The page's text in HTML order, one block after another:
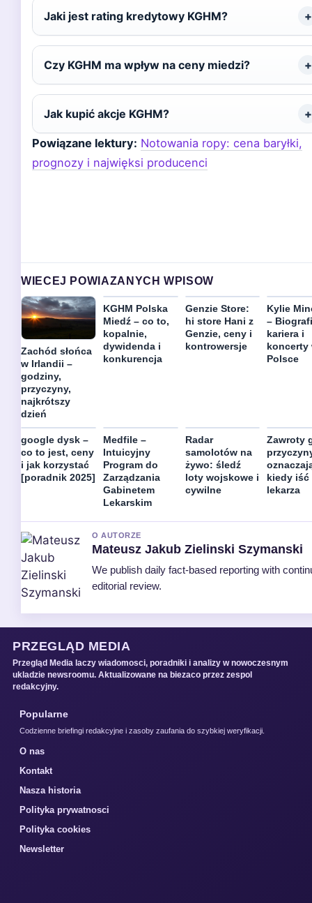
Jaki jest rating kredytowy KGHM?
Czy KGHM ma wpływ na ceny miedzi?
Jak kupić akcje KGHM?
Powiązane lektury: Notowania ropy: cena baryłki,
prognozy i najwięksi producenci
WIECEJ POWIAZANYCH WPISOW
Zachód słońca
w Irlandii –
godziny,
przyczyny,
najkrótszy
dzień
KGHM Polska
Miedź – co to,
kopalnie,
dywidenda i
konkurencja
Genzie Store:
hi store Hani z
Genzie, ceny i
kontrowersje
Kylie
–
kariera i
koncerty
Polsce
google dysk –
co to jest, ceny
i jak korzystać
[poradnik 2025]
Medfile –
Intuicyjny
Program do
Zarządzania
Gabinetem
Lekarskim
Radar
samolotów na
żywo: śledź
loty wojskowe i
cywilne
Zawroty
kiedy iść
lekarza
O AUTORZE
Mateusz Jakub Zielinski Szymanski
We publish daily fact-based reporting with
editorial review.
PRZEGLĄD MEDIA
Przegląd Media laczy wiadomosci, poradniki i analizy w nowoczesnym
ukladzie newsroomu. Aktualizowane na biezaco przez zespol
redakcyjny.
Popularne
Codzienne briefingi redakcyjne i zasoby zaufania do szybkiej weryfikacji.
O nas
Kontakt
Nasza historia
Polityka prywatnosci
Polityka cookies
Newsletter